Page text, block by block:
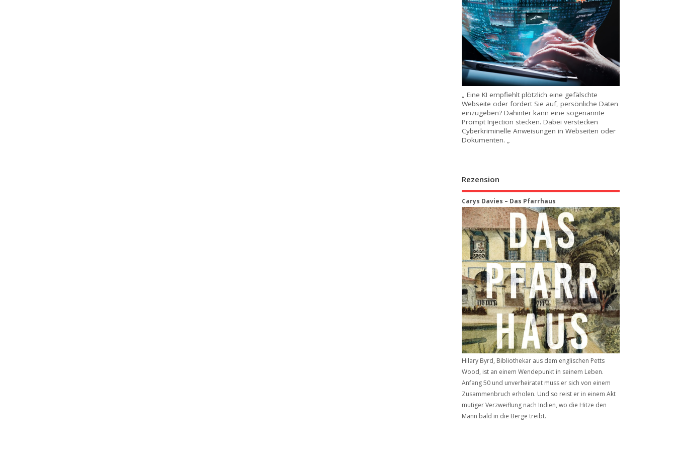
„ Eine KI empfiehlt plötzlich eine gefälschte
Webseite oder fordert Sie auf, persönliche Daten
einzugeben? Dahinter kann eine sogenannte
Prompt Injection stecken. Dabei verstecken
Cyberkriminelle Anweisungen in Webseiten oder
Dokumenten. „
Rezension
Carys Davies – Das Pfarrhaus
Hilary Byrd, Bibliothekar aus dem englischen Petts
Wood, ist an einem Wendepunkt in seinem Leben.
Anfang 50 und unverheiratet muss er sich von einem
Zusammenbruch erholen. Und so reist er in einem Akt
mutiger Verzweiflung nach Indien, wo die Hitze den
Mann bald in die Berge treibt.